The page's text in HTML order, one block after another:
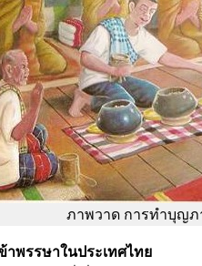
ภาพวาด การทำบุญ
าพรรษาในประเทศไทย